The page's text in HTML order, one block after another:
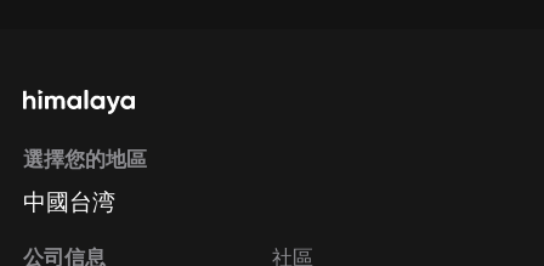
選擇您的地區
中國台湾
公司信息 社區